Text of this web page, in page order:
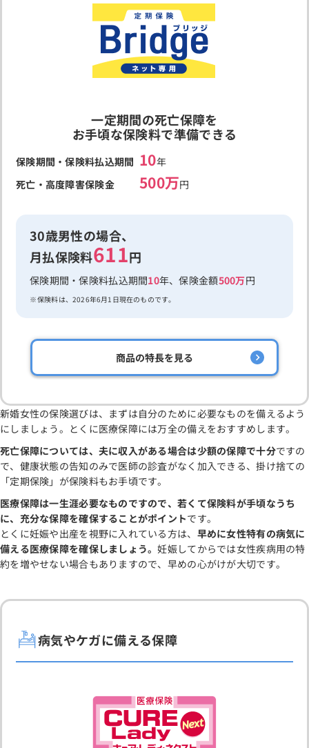
一定期間の死亡保障を
お手頃な保険料で準備できる
保険期間・保険料払込期間 10年
死亡・高度障害保険金
500万円
30歳男性の場合、
月払保険料611円
保険期間・保険料払込期間10年、保険金額500万円
保険料は、2026年6月1日現在のものです。
商品の特長を見る
新婚女性の保険選びは、まずは自分のために必要なものを備えるよう
にしましょう。とくに医療保障には万全の備えをおすすめします。
死亡保障については、夫に収入がある場合は少額の保障で十分ですの
で、健康状態の告知のみで医師の診査がなく加入できる、掛け捨ての
「定期保険」が保険料もお手頃です。
医療保障は一生涯必要なものですので、若くて保険料が手頃なうち
に、充分な保障を確保することがポイントです。
とくに妊娠や出産を視野に入れている方は、 早めに女性特有の病気に
備える医療保障を確保しましょう。妊娠してからでは女性疾病用の特
約を増やせない場合もありますので、早めの心がけが大切です。
病気やケガに備える保障